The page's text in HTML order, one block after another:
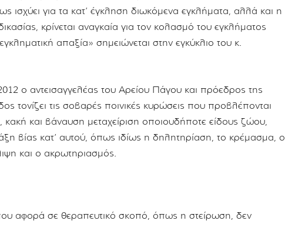
για τα κατ’ έγκληση διωκόμενα εγκλήματα, αλλά και η
κρίνεται αναγκαία για τον κολασμό του εγκλήματος
απαξία» σημειώνεται στην εγκύκλιο του κ.
ο αντεισαγγελέας του Αρείου Πάγου και πρόεδρος της
τονίζει τις σοβαρές ποινικές κυρώσεις που προβλέπονται
και βάναυση μεταχείριση οποιουδήποτε είδους ζώου,
βίας κατ’ αυτού, όπως ιδίως η δηλητηρίαση, το κρέμασμα, ο
και ο ακρωτηριασμός.
αφορά σε θεραπευτικό σκοπό, όπως η στείρωση, δεν